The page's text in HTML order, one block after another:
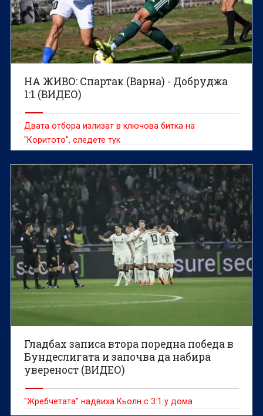
НА ЖИВО: Спартак (Варна) - Добруджа
1:1 (ВИДЕО)
Двата отбора излизат в ключова битка на
"Коритото", следете тук
Гладбах записа втора поредна победа в
Бундеслигата и започва да набира
увереност (ВИДЕО)
"Жребчетата" надвиха Кьолн с 3:1 у дома